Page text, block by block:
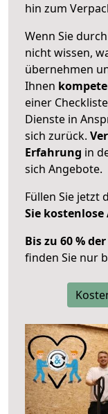
hin zum
Wenn Sie
nicht wissen,
übernehmen
Ihnen
einer
Dienste in
sich zurück.
Erfahrung in
sich Angebote.
Füllen Sie jetzt
Sie
Bis zu 60 %
finden Sie nur